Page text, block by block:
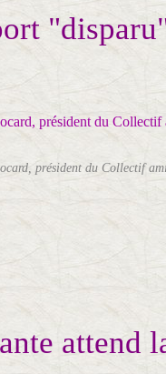
président du Collectif
attend